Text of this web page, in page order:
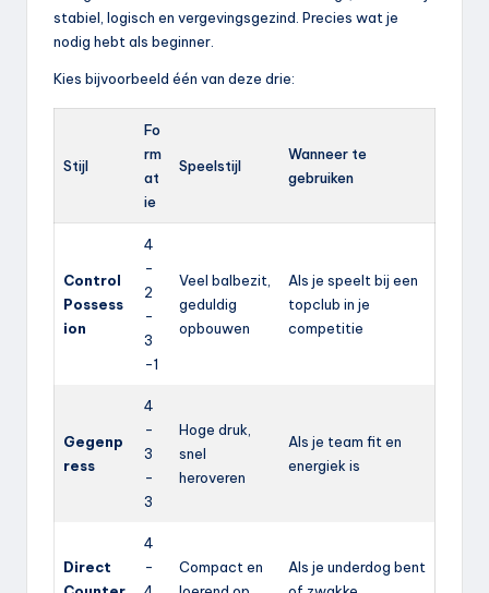
stabiel, logisch en vergevingsgezind. Precies wat je
nodig hebt als beginner.
Kies bijvoorbeeld één van deze drie:
Stijl
Fo
rm
at
ie
Speelstijl
Wanneer te
gebruiken
Control
Possess
ion
4
-
2
-
3
-1
Veel balbezit,
geduldig
opbouwen
Als je speelt bij een
topclub in je
competitie
Gegenp
ress
4
-
3
-
3
Hoge druk,
snel
heroveren
Als je team fit en
energiek is
Direct
4
-
Compact en
Als je underdog bent